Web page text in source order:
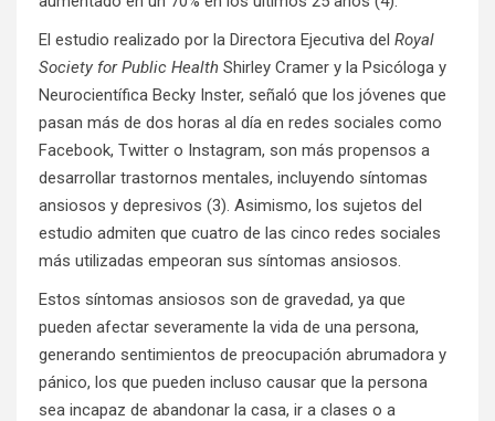
El estudio realizado por la Directora Ejecutiva del Royal
Society for Public Health Shirley Cramer y la Psicóloga y
Neurocientífica Becky Inster, señaló que los jóvenes que
pasan más de dos horas al día en redes sociales como
Facebook, Twitter o Instagram, son más propensos a
desarrollar trastornos mentales, incluyendo síntomas
ansiosos y depresivos (3). Asimismo, los sujetos del
estudio admiten que cuatro de las cinco redes sociales
más utilizadas empeoran sus síntomas ansiosos.
Estos síntomas ansiosos son de gravedad, ya que
pueden afectar severamente la vida de una persona,
generando sentimientos de preocupación abrumadora y
pánico, los que pueden incluso causar que la persona
sea incapaz de abandonar la casa, ir a clases o a